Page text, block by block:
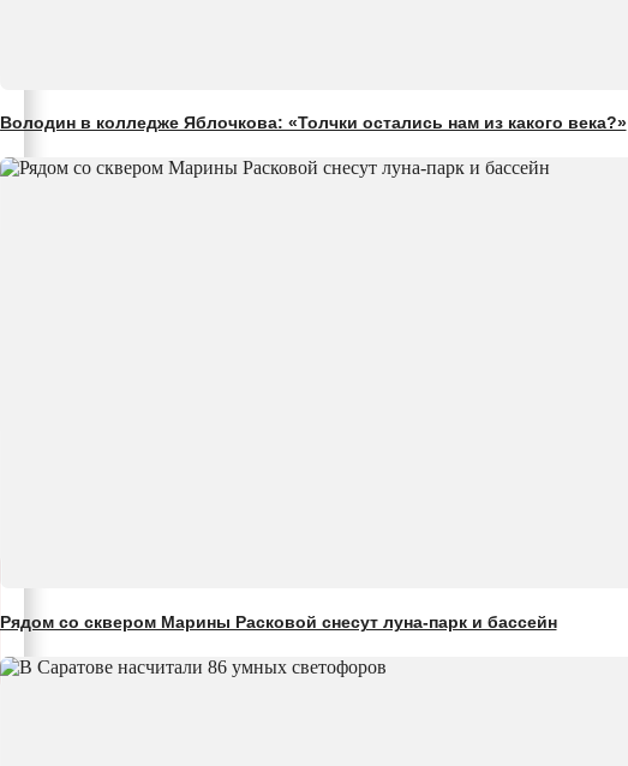
Володин в колледже Яблочкова: «Толчки остались нам из какого века?»
Рядом со сквером Марины Расковой снесут луна-парк и бассейн